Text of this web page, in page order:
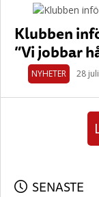
Klubben
”Vi jobbar
NYHETER 28
SENASTE